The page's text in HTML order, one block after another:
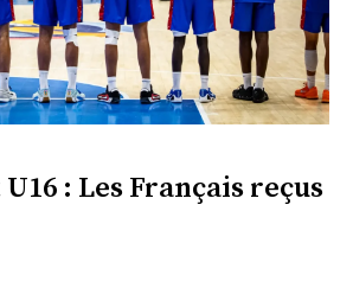
: Les Français reçus